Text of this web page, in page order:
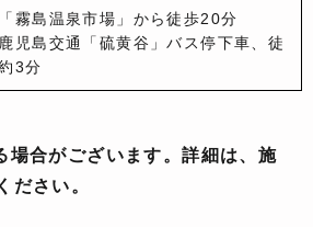
「霧島温泉市場」から徒歩20分
鹿児島交通「硫黄谷」バス停下車、徒
3分
場合がございます。詳細は、施
ださい。